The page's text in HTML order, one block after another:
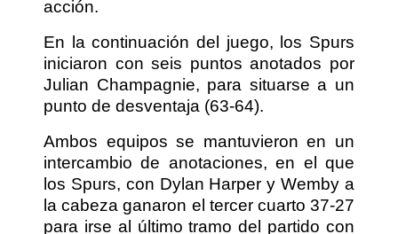
acción.
En la continuación del juego, los Spurs
iniciaron con seis puntos anotados por
Julian Champagnie, para situarse a un
punto de desventaja (63-64).
Ambos equipos se mantuvieron en un
intercambio de anotaciones, en el que
los Spurs, con Dylan Harper y Wemby a
la cabeza ganaron el tercer cuarto 37-27
para irse al último tramo del partido con